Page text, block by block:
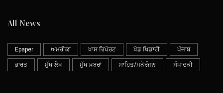
All News
Epaper ਅਮਰੀਕਾ ਖਾਸ ਰਿਪੋਰਟ ਖੇਡ ਖਿਡਾਰੀ ਪੰਜਾਬ
ਭਾਰਤ ਮੁੱਖ ਲੇਖ ਮੁੱਖ ਖ਼ਬਰਾਂ ਸਾਹਿਤ/ਮਨੋਰੰਜਨ ਸੰਪਾਦਕੀ